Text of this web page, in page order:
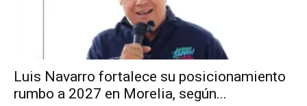
Luis Navarro fortalece su posicionamiento
rumbo a 2027 en Morelia, según...